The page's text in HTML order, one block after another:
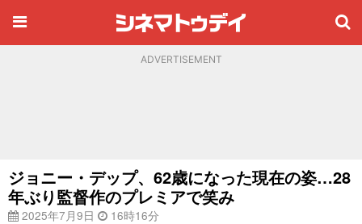
ADVERTISEMENT
ジョニー・デップ、62歳になった現在の姿…28
年ぶり監督作のプレミアで笑み
2025年7月9日
16時16分